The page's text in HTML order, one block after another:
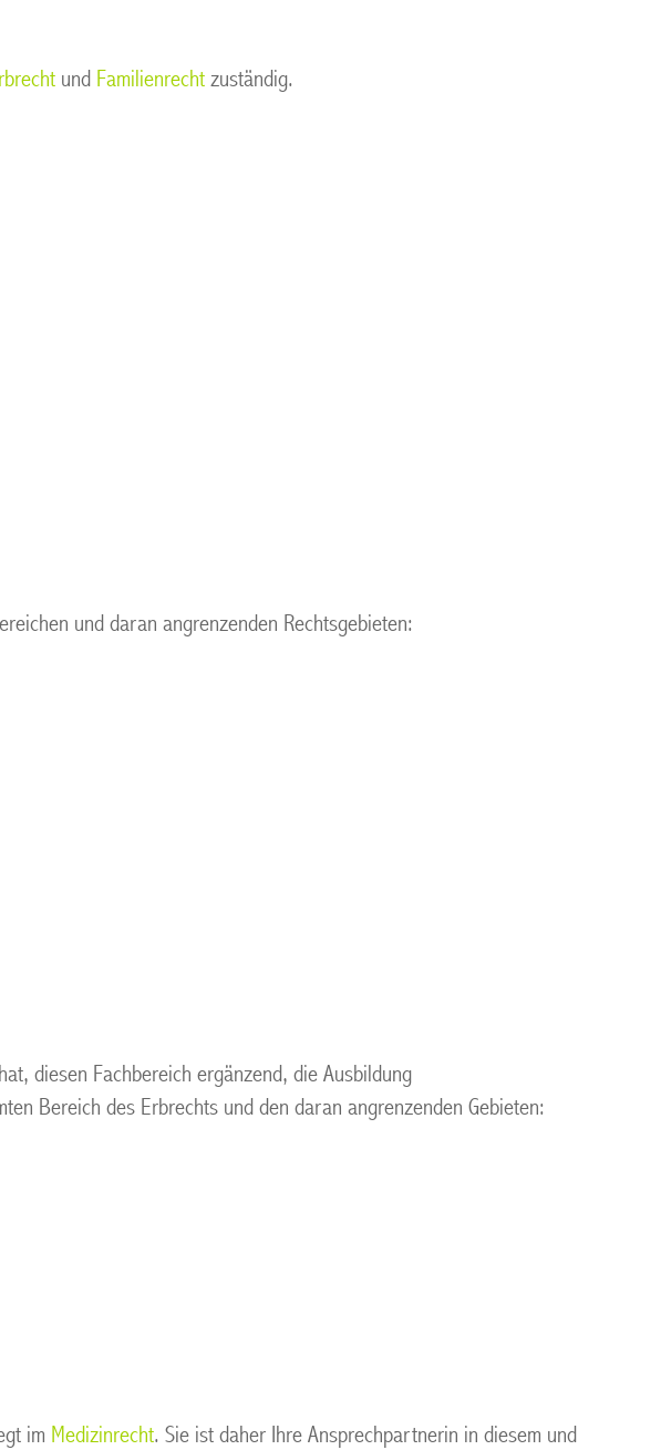
und Familienrecht zuständig.
und daran angrenzenden Rechtsgebieten:
diesen Fachbereich ergänzend, die Ausbildung
Bereich des Erbrechts und den daran angrenzenden Gebieten:
im Medizinrecht. Sie ist daher Ihre Ansprechpartnerin in diesem und